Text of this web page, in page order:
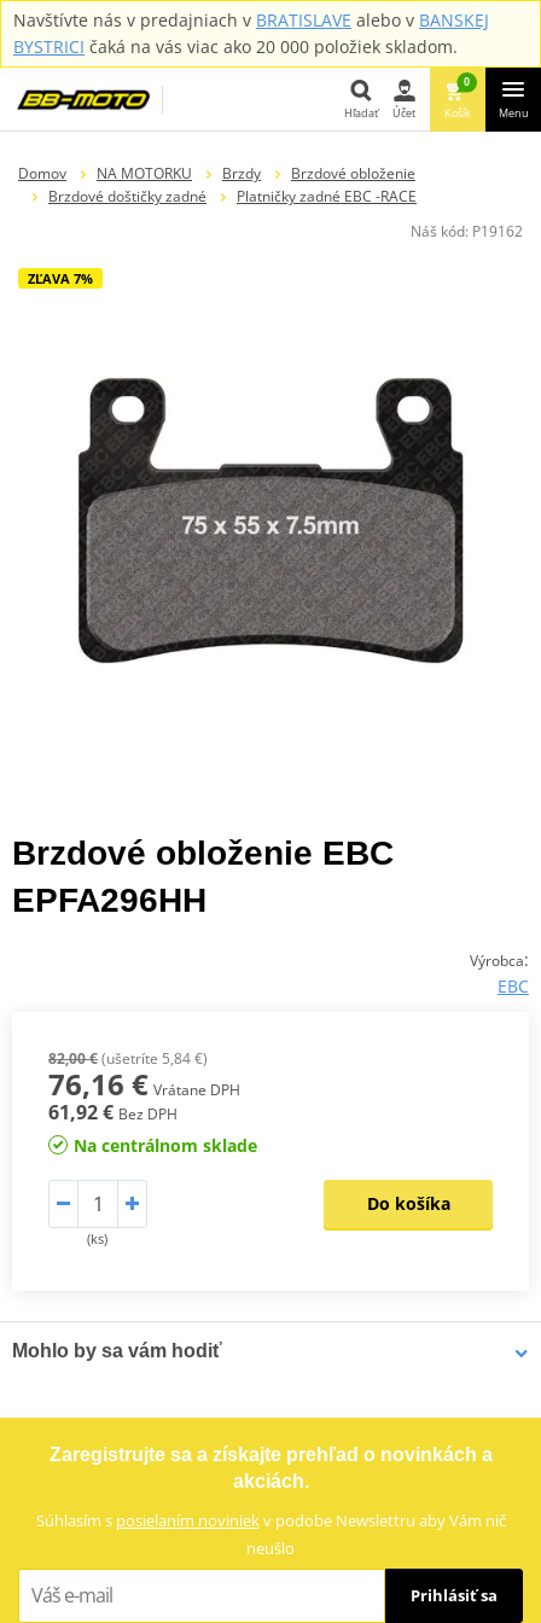
Navštívte nás v predajniach v BRATISLAVE alebo v BANSKEJ
BYSTRICI čaká na vás viac ako 20 000 položiek skladom.
Hľadať Účet
0
Košík Menu
Domov NA MOTORKU Brzdy
Brzdové obloženie
Brzdové doštičky zadné
Platničky zadné EBC -RACE
Náš kód: P19162
ZĽAVA 7%
Brzdové obloženie EBC
EPFA296HH
Výrobca:
EBC
82,00 €(ušetríte 5,84 €)
76,16 € Vrátane DPH
61,92 € Bez DPH
Na centrálnom sklade
(ks)
Do košíka
Mohlo by sa vám hodiť
ml (ideálny pre dielne)
Zaregistrujte sa a získajte prehľad o novinkách a
akciách.
Súhlasím s posielaním noviniekv podobe Newslettru aby Vám nič
neušlo
Prihlásiť sa